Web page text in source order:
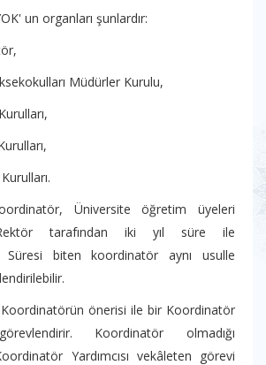
un organları şunlardır:
Müdürler Kurulu,
Üniversite öğretim üyeleri
tarafından iki yıl süre ile
Süresi biten koordinatör aynı usulle
önerisi ile bir Koordinatör
Koordinatör olmadığı
Yardımcısı vekâleten görevi